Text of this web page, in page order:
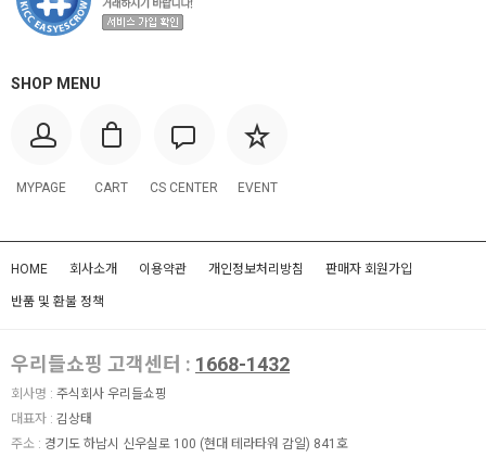
SHOP MENU
MYPAGE CART CS CENTER EVENT
HOME 회사소개 이용약관 개인정보처리방침 판매자 회원가입
반품 및 환불 정책
우리들쇼핑 고객센터 : 1668-1432
회사명 : 주식회사 우리들쇼핑
대표자 : 김상태
주소 : 경기도 하남시 신우실로 100 (현대 테라타워 감일) 841호